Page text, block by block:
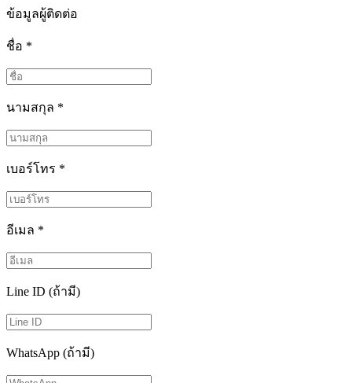
ข้อมูลผู้ติดต่อ
ชื่อ *
นามสกุล *
เบอร์โทร *
อีเมล *
Line ID (ถ้ามี)
WhatsApp (ถ้ามี)